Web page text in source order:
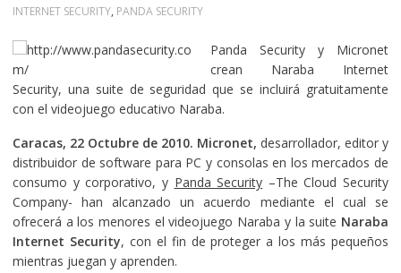
INTERNET SECURITY, PANDA SECURITY
Panda Security y Micronet
crean Naraba Internet
Security, una suite de seguridad que se incluirá gratuitamente
con el videojuego educativo Naraba.
Caracas, 22 Octubre de 2010. Micronet, desarrollador, editor y
distribuidor de software para PC y consolas en los mercados de
consumo y corporativo, y Panda Security –The Cloud Security
Company- han alcanzado un acuerdo mediante el cual se
ofrecerá a los menores el videojuego Naraba y la suite Naraba
Internet Security, con el fin de proteger a los más pequeños
mientras juegan y aprenden.